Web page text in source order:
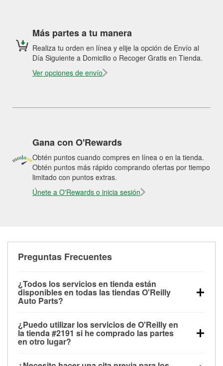
Más partes a tu manera
Realiza tu orden en línea y elije la opción de Envío al
Día Siguiente a Domicilio o Recoger Gratis en Tienda.
Ver opciones de envío
Gana con O'Rewards
Obtén puntos cuando compres en línea o en la tienda.
Obtén puntos más rápido comprando ofertas por tiempo
limitado con puntos extras.
Únete a O'Rewards o inicia sesión
Preguntas Frecuentes
¿Todos los servicios en tienda están
disponibles en todas las tiendas O'Reilly
Auto Parts?
las pruebas de batería, pruebas de alternador y
motor de arranque, revisión de la luz “Check Engine”
con O'Reilly VeriScan® e instalación de
limpiaparabrisas o bombillas, están disponibles en
¿Puedo utilizar los servicios de O'Reilly en
la tienda #2191 si he comprado las partes
en otro lugar?